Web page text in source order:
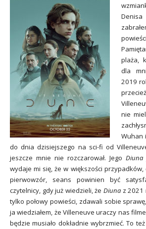
Denisa
plaża,
dla
2019
nie
Wuhan
do dnia dzisiejszego na sci-fi od
jeszcze mnie nie rozczarował. Jego Diuna
wydaje mi się, że w większości
pierwowzór, seans powinien być
czytelnicy, gdy już wiedzieli, że Diuna z 2021
tylko połowy powieści, zdawali sobie
ja wiedziałem, że Villeneuve uraczy nas
będzie musiało dokładnie wybrzmieć. To